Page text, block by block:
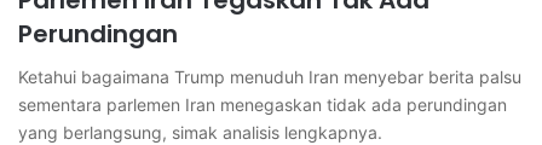
Perundingan
Ketahui bagaimana Trump menuduh Iran menyebar berita palsu
sementara parlemen Iran menegaskan tidak ada perundingan
yang berlangsung, simak analisis lengkapnya.